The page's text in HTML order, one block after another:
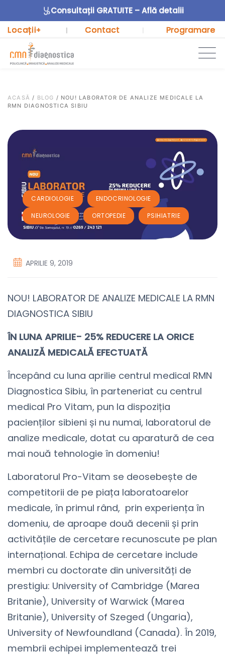
Consultații GRATUITE – Află detalii
Locații+ | Contact Programare
ACASĂ / BLOG / NOU! LABORATOR DE ANALIZE MEDICALE LA
RMN DIAGNOSTICA SIBIU
CARDIOLOGIE , ENDOCRINOLOGIE ,
NEUROLOGIE , ORTOPEDIE , PSIHIATRIE
APRILIE 9, 2019
NOU! LABORATOR DE ANALIZE MEDICALE LA RMN
DIAGNOSTICA SIBIU
ÎN LUNA APRILIE- 25% REDUCERE LA ORICE
ANALIZĂ MEDICALĂ EFECTUATĂ
Începând cu luna aprilie centrul medical RMN
Diagnostica Sibiu, în parteneriat cu centrul
medical Pro Vitam, pun la dispoziția
pacienților sibieni și nu numai, laboratorul de
analize medicale, dotat cu aparatură de cea
mai nouă tehnologie în domeniu!
Laboratorul Pro-Vitam se deosebește de
competitorii de pe piața laboratoarelor
medicale, în primul rând, prin experiența în
domeniu, de aproape două decenii și prin
activitățile de cercetare recunoscute pe plan
internațional. Echipa de cercetare include
membri cu doctorate din universități de
prestigiu: University of Cambridge (Marea
Britanie), University of Warwick (Marea
Britanie), University of Szeged (Ungaria),
University of Newfoundland (Canada). În 2019,
membrii echipei implementează trei